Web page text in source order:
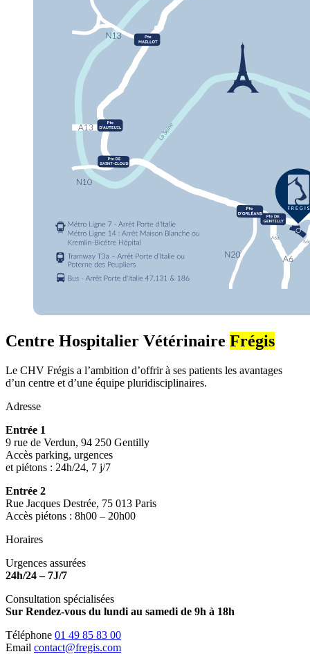
Centre Hospitalier Vétérinaire Frégis
Le CHV Frégis a l’ambition d’offrir à ses patients les avantages
d’un centre et d’une équipe pluridisciplinaires.
Adresse
Entrée 1
9 rue de Verdun, 94 250 Gentilly
Accès parking, urgences
et piétons : 24h/24, 7 j/7
Entrée 2
Rue Jacques Destrée, 75 013 Paris
Accès piétons : 8h00 – 20h00
Horaires
Urgences assurées
24h/24 – 7J/7
Consultation spécialisées
Sur Rendez-vous du lundi au samedi de 9h à 18h
Téléphone 01 49 85 83 00
Email contact@fregis.com